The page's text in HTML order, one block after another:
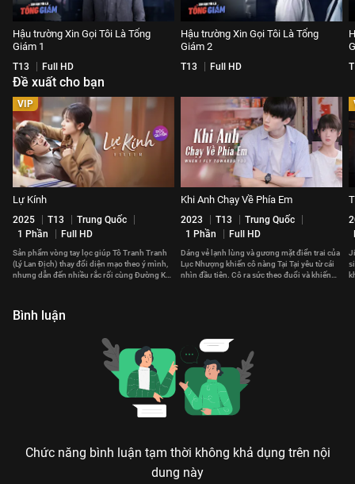
Hậu trường Xin Gọi Tôi Là Tổng
Giám 1
T13 Full HD
Hậu trường Xin Gọi Tôi Là Tổng
Giám 2
T13 Full HD
Đề xuất cho bạn
VIP
Lự Kính
2025 T13
Trung Quốc
1 Phần
Full HD
Sản phẩm vòng tay lọc giúp Tô Tranh Tranh
(Lý Lan Địch) thay đổi diện mạo theo ý mình,
nhưng dẫn đến nhiều rắc rối cùng Đường Kỳ
Khi Anh Chạy Về Phía Em
2023 T13
Trung Quốc
1 Phần
Full HD
Dáng vẻ lạnh lùng và gương mặt điển trai của
Lục Nhượng khiến cô nàng Tại Tại yêu từ cái
nhìn đầu tiên. Cô ra sức theo đuổi và khiến
Jira
Bình luận
Chức năng bình luận tạm thời không khả dụng trên nội
dung này